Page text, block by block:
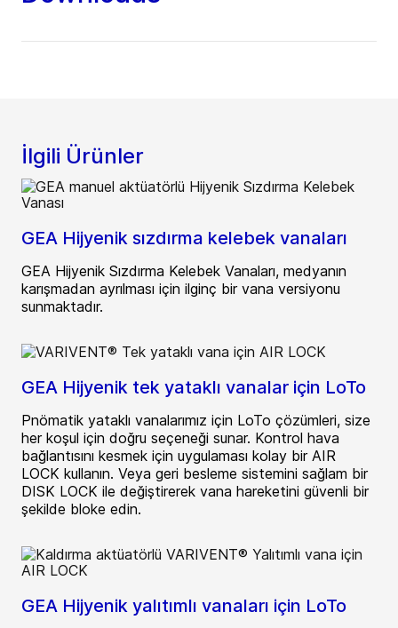
İlgili Ürünler
GEA Hijyenik sızdırma kelebek vanaları
GEA Hijyenik Sızdırma Kelebek Vanaları, medyanın
karışmadan ayrılması için ilginç bir vana versiyonu
sunmaktadır.
GEA Hijyenik tek yataklı vanalar için LoTo
Pnömatik yataklı vanalarımız için LoTo çözümleri, size
her koşul için doğru seçeneği sunar. Kontrol hava
bağlantısını kesmek için uygulaması kolay bir AIR
LOCK kullanın. Veya geri besleme sistemini sağlam bir
DISK LOCK ile değiştirerek vana hareketini güvenli bir
şekilde bloke edin.
GEA Hijyenik yalıtımlı vanaları için LoTo